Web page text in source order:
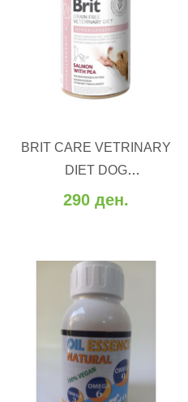
BRIT CARE VETRINARY
DIET DOG
HIPOALERGENIC (400 gr)
290 ден.
Додај во желби
Додај за споредба